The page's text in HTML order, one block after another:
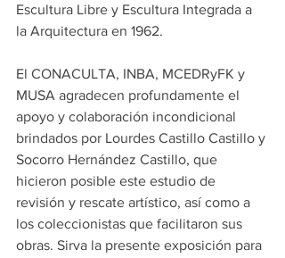
Escultura Libre y Escultura Integrada a
la Arquitectura en 1962.
El CONACULTA, INBA, MCEDRyFK y
MUSA agradecen profundamente el
apoyo y colaboración incondicional
brindados por Lourdes Castillo Castillo y
Socorro Hernández Castillo, que
hicieron posible este estudio de
revisión y rescate artístico, así como a
los coleccionistas que facilitaron sus
obras. Sirva la presente exposición para